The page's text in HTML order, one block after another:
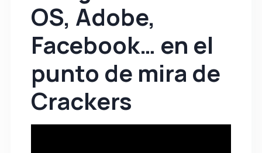
OS, Adobe,
Facebook… en el
punto de mira de
Crackers